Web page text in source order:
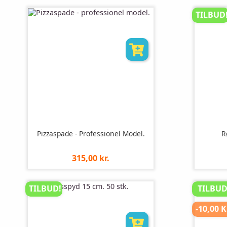
Pizzaspade - Professionel Model.
Pris
315,00 kr.
TILBUD!
-10,00